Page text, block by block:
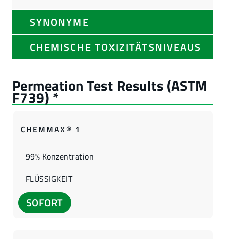
SYNONYME
CHEMISCHE TOXIZITÄTSNIVEAUS
CHEMMAX® 1
99% Konzentration
FLÜSSIGKEIT
SOFORT